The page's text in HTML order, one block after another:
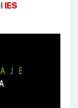
IES